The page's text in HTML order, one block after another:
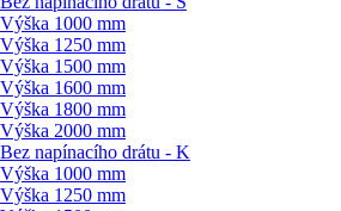
Výška 1000 mm
Výška 1250 mm
Výška 1500 mm
Výška 1600 mm
Výška 1800 mm
Výška 2000 mm
Bez napínacího drátu - K
Výška 1000 mm
Výška 1250 mm